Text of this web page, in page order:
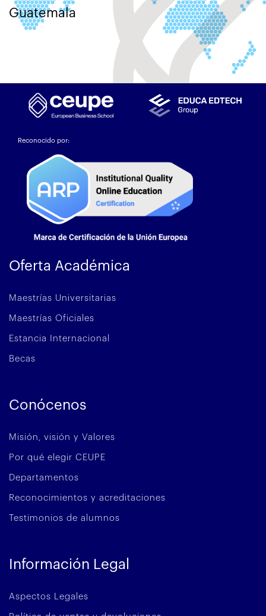
Guatemala
Reconocido por:
Oferta Académica
Maestrías Universitarias
Maestrías Oficiales
Estancia Internacional
Becas
Conócenos
Misión, visión y Valores
Por qué elegir CEUPE
Departamentos
Reconocimientos y acreditaciones
Testimonios de alumnos
Información Legal
Aspectos Legales